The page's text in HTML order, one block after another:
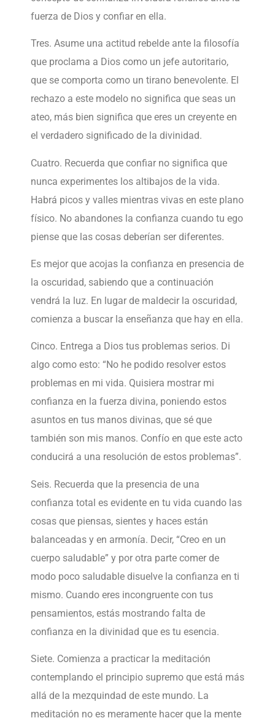
fuerza de Dios y confiar en ella.
Tres. Asume una actitud rebelde ante la filosofía
que proclama a Dios como un jefe autoritario,
que se comporta como un tirano benevolente. El
rechazo a este modelo no significa que seas un
ateo, más bien significa que eres un creyente en
el verdadero significado de la divinidad.
Cuatro. Recuerda que confiar no significa que
nunca experimentes los altibajos de la vida.
Habrá picos y valles mientras vivas en este plano
físico. No abandones la confianza cuando tu ego
piense que las cosas deberían ser diferentes.
Es mejor que acojas la confianza en presencia de
la oscuridad, sabiendo que a continuación
vendrá la luz. En lugar de maldecir la oscuridad,
comienza a buscar la enseñanza que hay en ella.
Cinco. Entrega a Dios tus problemas serios. Di
algo como esto: “No he podido resolver estos
problemas en mi vida. Quisiera mostrar mi
confianza en la fuerza divina, poniendo estos
asuntos en tus manos divinas, que sé que
también son mis manos. Confío en que este acto
conducirá a una resolución de estos problemas”.
Seis. Recuerda que la presencia de una
confianza total es evidente en tu vida cuando las
cosas que piensas, sientes y haces están
balanceadas y en armonía. Decir, “Creo en un
cuerpo saludable” y por otra parte comer de
modo poco saludable disuelve la confianza en ti
mismo. Cuando eres incongruente con tus
pensamientos, estás mostrando falta de
confianza en la divinidad que es tu esencia.
Siete. Comienza a practicar la meditación
contemplando el principio supremo que está más
allá de la mezquindad de este mundo. La
meditación no es meramente hacer que la mente